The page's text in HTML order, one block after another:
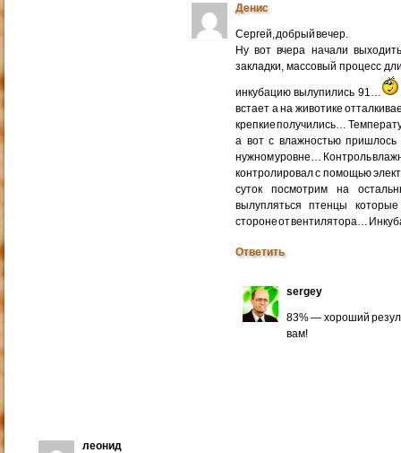
Денис
Сергей, добрый вечер.
Ну вот вчера начали
закладки, массовый процесс
инкубацию вылупились 91…
встает а на животике
крепкие получились…
а вот с влажностью пришлось
нужном уровне… Контроль
контролировал с помощью
суток посмотрим на
вылупляться птенцы
стороне от вентилятора…
Ответить
sergey
83% — хороший
вам!
леонид